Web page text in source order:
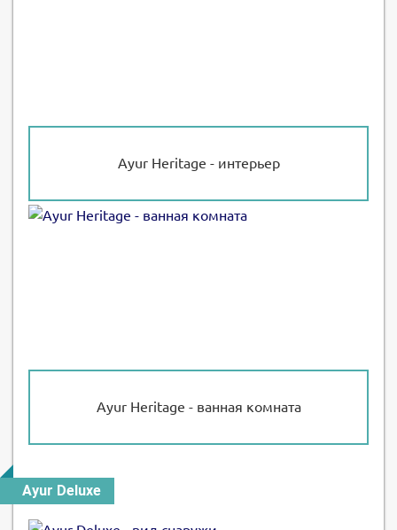
Ayur Heritage - интерьер
Ayur Heritage - ванная комната
Ayur Deluxe